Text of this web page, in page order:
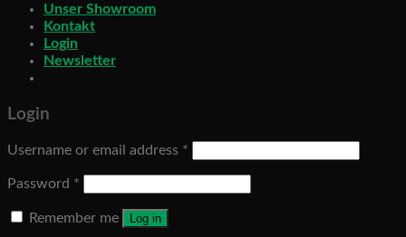
Unser Showroom
Kontakt
Login
Newsletter
Login
Username or email address *
Password *
Remember me Log in